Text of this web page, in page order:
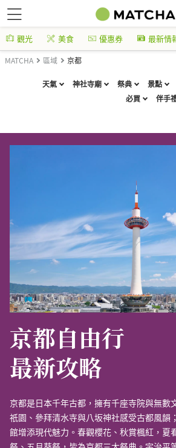
觀光 美食 優惠券 最新情
MATCHA 區域 京都
天氣 神社寺廟 祭典 景點
必買
伴手
京都自由行
最新攻略
京都是日本千年古都，擁有千座寺院與無數
祇園、參拜清水寺與八坂神社感受古都風韻
館增添現代魅力。春觀櫻花、秋賞楓紅，夏